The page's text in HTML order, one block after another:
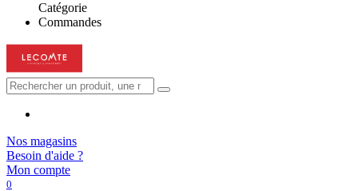
Catégorie
Commandes
Nos magasins
Besoin d'aide ?
Mon compte
0